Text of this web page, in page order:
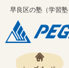
早良区の塾（学習